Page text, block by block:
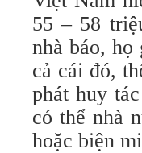
55 – 58
nhà báo,
cả cái đó,
phát huy
có thể nhà
hoặc biện